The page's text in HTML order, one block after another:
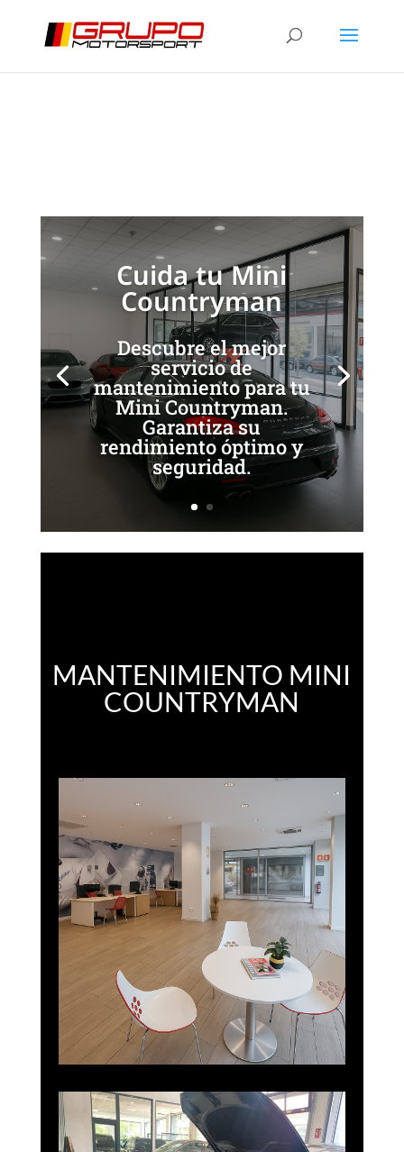
Cuida tu Mini
Countryman
Descubre el mejor
servicio de
mantenimiento para tu
Mini Countryman.
Garantiza su
rendimiento óptimo y
seguridad.
[/et_pb_slide] [/et_pb_slide]
MANTENIMIENTO MINI
COUNTRYMAN